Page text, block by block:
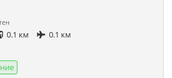
0.1 км
0.1 км